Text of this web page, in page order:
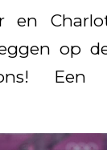
en
op
Een